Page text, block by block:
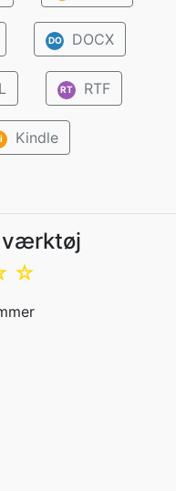
DO DOCX
RT RTF
Kindle
værktøj
☆